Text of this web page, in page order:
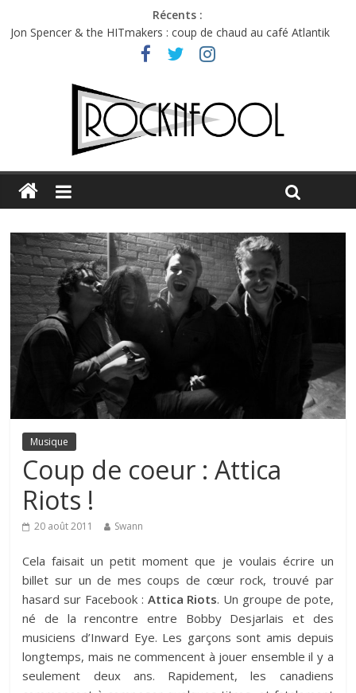
Récents :
Jon Spencer & the HITmakers : coup de chaud au café Atlantik
Hellfest 2026 vendredi : température et émotions en hausse
Hellfest 2026 jeudi : impossible de choisir entre chaleur et bonne
Première édition du Midgard Festival : entre bière, métal et
Charlie Puth à l’Olympia : la leçon de pop du Professeur Puth
Musique
Coup de coeur : Attica
Riots !
20 août 2011 Swann
Cela faisait un petit moment que je voulais écrire un
billet sur un de mes coups de cœur rock, trouvé par
hasard sur Facebook : Attica Riots. Un groupe de pote,
né de la rencontre entre Bobby Desjarlais et des
musiciens d’Inward Eye. Les garçons sont amis depuis
longtemps, mais ne commencent à jouer ensemble il y a
seulement deux ans. Rapidement, les canadiens